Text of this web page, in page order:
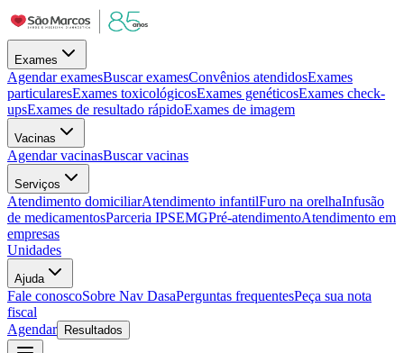
Exames
Agendar examesBuscar examesConvênios atendidosExames
particularesExames toxicológicosExames genéticosExames check-
upsExames de resultado rápidoExames de imagem
Vacinas
Agendar vacinasBuscar vacinas
Serviços
Atendimento domiciliarAtendimento infantilFuro na orelhaInfusão
de medicamentosParceria IPSEMGPré-atendimentoAtendimento em
empresas
Unidades
Ajuda
Fale conoscoSobre Nav DasaPerguntas frequentesPeça sua nota
fiscal
Agendar
Resultados